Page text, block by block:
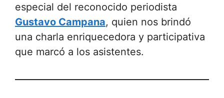
especial del reconocido periodista
Gustavo Campana, quien nos brindó
una charla enriquecedora y participativa
que marcó a los asistentes.